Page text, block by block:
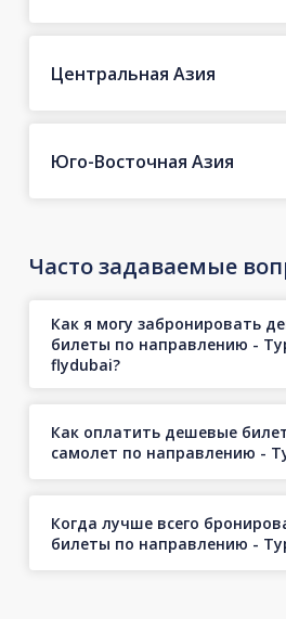
Центральная Азия
Юго-Восточная Азия
Часто задаваемые
Как я могу забронировать
билеты по направлению -
flydubai?
Как оплатить дешевые
самолет по направлению -
Когда лучше всего
билеты по направлению -